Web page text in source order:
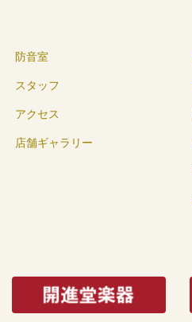
防音室
スタッフ
アクセス
店舗ギャラリー